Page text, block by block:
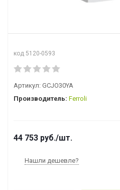
код 5120-0593
Артикул: GCJO30YA
Производитель: Ferroli
44 753 руб./шт.
Нашли дешевле?